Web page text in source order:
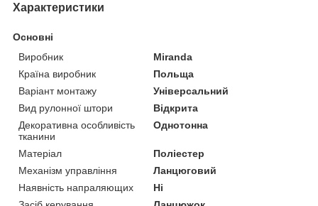
Характеристики
Основні
Виробник
Miranda
Країна виробник
Польща
Варіант монтажу
Універсальний
Вид рулонної штори
Відкрита
Декоративна особливість
тканини
Однотонна
Матеріал
Поліестер
Механізм управління
Ланцюговий
Наявність напраляющих
Ні